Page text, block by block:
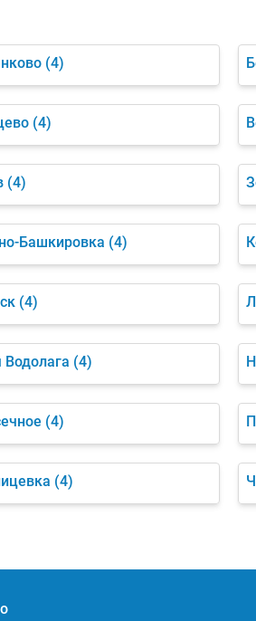
(4)
(4)
(4)
Башкировка (4)
(4)
Водолага (4)
(4)
(4)